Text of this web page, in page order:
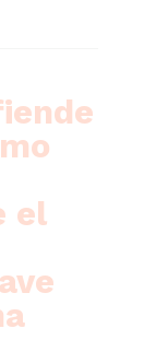
el